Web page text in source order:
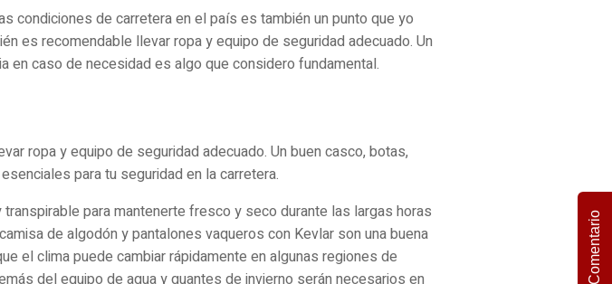
condiciones de carretera en el país es también un punto que yo
es recomendable llevar ropa y equipo de seguridad adecuado. Un
en caso de necesidad es algo que considero fundamental.
ropa y equipo de seguridad adecuado. Un buen casco, botas,
para tu seguridad en la carretera.
para mantenerte fresco y seco durante las largas horas
de algodón y pantalones vaqueros con Kevlar son una buena
el clima puede cambiar rápidamente en algunas regiones de
del equipo de agua y guantes de invierno serán necesarios en
Comentario